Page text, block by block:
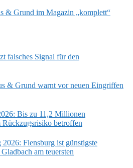
& Grund im Magazin „komplett“
falsches Signal für den
& Grund warnt vor neuen Eingriffen
Bis zu 11,2 Millionen
betroffen
Flensburg ist günstigste
am teuersten